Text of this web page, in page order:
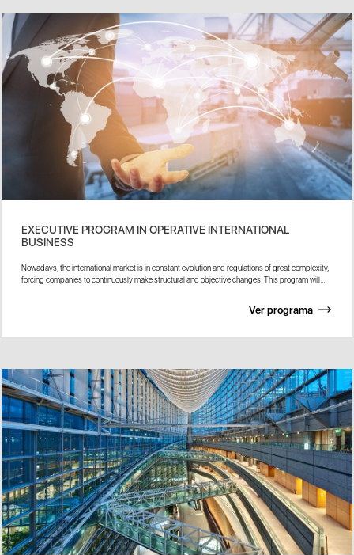
EXECUTIVE PROGRAM IN OPERATIVE INTERNATIONAL
BUSINESS
Nowadays, the international market is in constant evolution and regulations of great complexity,
forcing companies to continuously make structural and objective changes. This program will...
Ver programa